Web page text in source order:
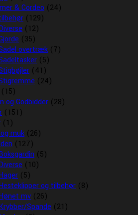
& Cordeo (24)
(129)
(12)
(35)
overtræk (7)
(5)
(41)
(24)
(15)
og Godbidder (28)
(151)
(1)
muk (26)
(127)
(5)
(10)
(5)
og tilbehør (8)
mv (26)
Spande (21)